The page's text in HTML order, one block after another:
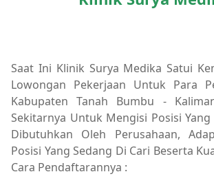
Saat Ini Klinik Surya Medika Satui
Lowongan Pekerjaan Untuk Para
Kabupaten Tanah Bumbu -
Sekitarnya Untuk Mengisi Posisi
Dibutuhkan Oleh Perusahaan,
Posisi Yang Sedang Di Cari Beserta
Cara Pendaftarannya :